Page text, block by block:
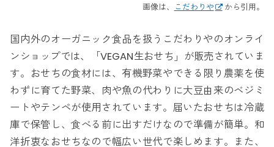
画像は、 こだわりや から引用。
国内外のオーガニック食品を扱うこだわりやのオンライ
ンショップでは、「VEGAN生おせち」が販売されていま
す。おせちの食材には、有機野菜やできる限り農薬を使
わずに育てた野菜、肉や魚の代わりに大豆由来のベジミ
ートやテンペが使用されています。届いたおせちは冷蔵
庫で保管し、食べる前に出すだけなので準備が簡単。和
洋折衷なおせちなので幅広い世代で楽しめます。また、